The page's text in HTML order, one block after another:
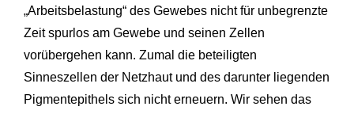
„Arbeitsbelastung“ des Gewebes nicht für unbegrenzte
Zeit spurlos am Gewebe und seinen Zellen
vorübergehen kann. Zumal die beteiligten
Sinneszellen der Netzhaut und des darunter liegenden
Pigmentepithels sich nicht erneuern. Wir sehen das